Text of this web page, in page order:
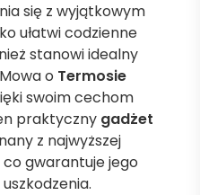
się z wyjątkowym
ułatwi codzienne
stanowi idealny
o Termosie
swoim cechom
praktyczny gadżet
z najwyższej
gwarantuje jego